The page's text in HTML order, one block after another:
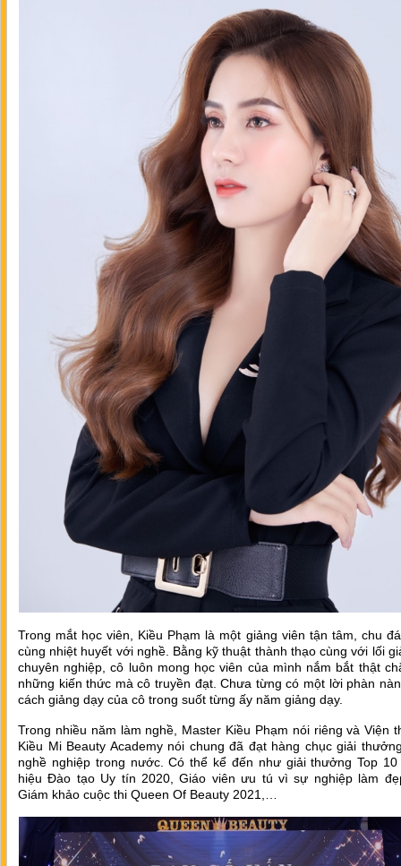
Trong mắt học viên, Kiều Phạm là một giảng viên tận tâm, chu
cùng nhiệt huyết với nghề. Bằng kỹ thuật thành thạo cùng với lối
chuyên nghiệp, cô luôn mong học viên của mình nắm bắt thật
những kiến thức mà cô truyền đạt. Chưa từng có một lời phàn
cách giảng dạy của cô trong suốt từng ấy năm giảng dạy.
Trong nhiều năm làm nghề, Master Kiều Phạm nói riêng và Viện
Kiều Mi Beauty Academy nói chung đã đạt hàng chục giải
nghề nghiệp trong nước. Có thể kể đến như giải thưởng Top
hiệu Đào tạo Uy tín 2020, Giáo viên ưu tú vì sự nghiệp làm
Giám khảo cuộc thi Queen Of Beauty 2021,…